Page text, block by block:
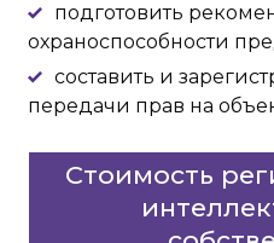
подготовить
охраноспособности
составить и
передачи прав на
Стоимость